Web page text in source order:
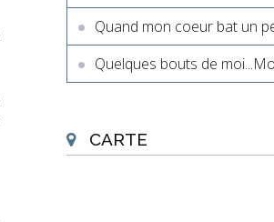
Quand mon coeur bat un
Quelques bouts de
CARTE